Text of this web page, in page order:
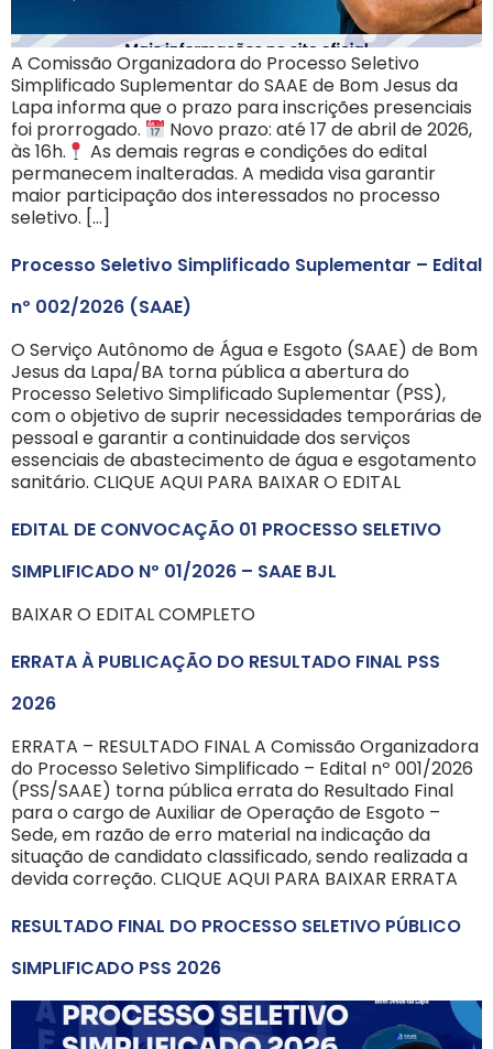
A Comissão Organizadora do Processo Seletivo
Simplificado Suplementar do SAAE de Bom Jesus da
Lapa informa que o prazo para inscrições presenciais
foi prorrogado.
Novo prazo: até 17 de abril de 2026,
às 16h.
As demais regras e condições do edital
permanecem inalteradas. A medida visa garantir
maior participação dos interessados no processo
seletivo. […]
Processo Seletivo Simplificado Suplementar – Edital
nº 002/2026 (SAAE)
O Serviço Autônomo de Água e Esgoto (SAAE) de Bom
Jesus da Lapa/BA torna pública a abertura do
Processo Seletivo Simplificado Suplementar (PSS),
com o objetivo de suprir necessidades temporárias de
pessoal e garantir a continuidade dos serviços
essenciais de abastecimento de água e esgotamento
sanitário. CLIQUE AQUI PARA BAIXAR O EDITAL
EDITAL DE CONVOCAÇÃO 01 PROCESSO SELETIVO
SIMPLIFICADO Nº 01/2026 – SAAE BJL
BAIXAR O EDITAL COMPLETO
ERRATA À PUBLICAÇÃO DO RESULTADO FINAL PSS
2026
ERRATA – RESULTADO FINAL A Comissão Organizadora
do Processo Seletivo Simplificado – Edital nº 001/2026
(PSS/SAAE) torna pública errata do Resultado Final
para o cargo de Auxiliar de Operação de Esgoto –
Sede, em razão de erro material na indicação da
situação de candidato classificado, sendo realizada a
devida correção. CLIQUE AQUI PARA BAIXAR ERRATA
RESULTADO FINAL DO PROCESSO SELETIVO PÚBLICO
SIMPLIFICADO PSS 2026